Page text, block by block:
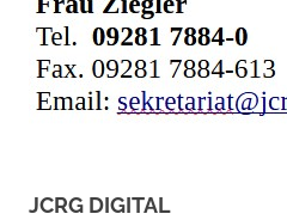
JCRG DIGITAL